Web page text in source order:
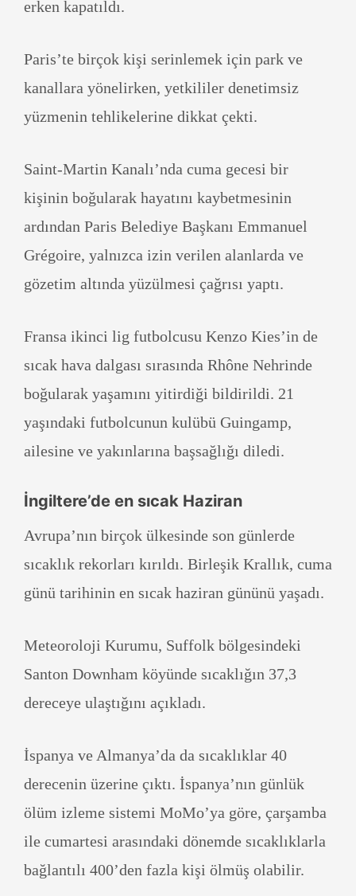
erken kapatıldı.
Paris’te birçok kişi serinlemek için park ve
kanallara yönelirken, yetkililer denetimsiz
yüzmenin tehlikelerine dikkat çekti.
Saint-Martin Kanalı’nda cuma gecesi bir
kişinin boğularak hayatını kaybetmesinin
ardından Paris Belediye Başkanı Emmanuel
Grégoire, yalnızca izin verilen alanlarda ve
gözetim altında yüzülmesi çağrısı yaptı.
Fransa ikinci lig futbolcusu Kenzo Kies’in de
sıcak hava dalgası sırasında Rhône Nehrinde
boğularak yaşamını yitirdiği bildirildi. 21
yaşındaki futbolcunun kulübü Guingamp,
ailesine ve yakınlarına başsağlığı diledi.
İngiltere’de en sıcak Haziran
Avrupa’nın birçok ülkesinde son günlerde
sıcaklık rekorları kırıldı. Birleşik Krallık, cuma
günü tarihinin en sıcak haziran gününü yaşadı.
Meteoroloji Kurumu, Suffolk bölgesindeki
Santon Downham köyünde sıcaklığın 37,3
dereceye ulaştığını açıkladı.
İspanya ve Almanya’da da sıcaklıklar 40
derecenin üzerine çıktı. İspanya’nın günlük
ölüm izleme sistemi MoMo’ya göre, çarşamba
ile cumartesi arasındaki dönemde sıcaklıklarla
bağlantılı 400’den fazla kişi ölmüş olabilir.